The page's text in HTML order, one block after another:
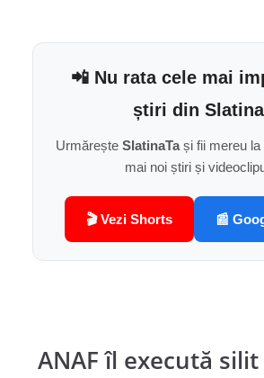
📲 Nu rata cele mai
știri din
Urmărește SlatinaTași fii mereu la
mai noi știri și
🎬 Vezi Shorts 📰
ANAF îl execută